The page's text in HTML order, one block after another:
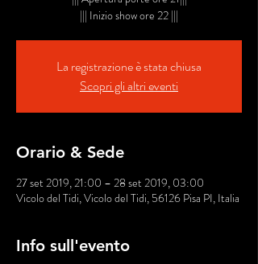
||| Inizio show ore 22 |||
La registrazione è stata chiusa
Scopri gli altri eventi
Orario & Sede
27 set 2019, 21:00 – 28 set 2019, 03:00
Vicolo del Tidi, Vicolo del Tidi, 56126 Pisa PI, Italia
Info sull'evento